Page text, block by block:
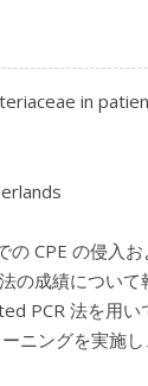
in
CPE の侵入お
の成績につい
PCR 法を用い
ニングを実施